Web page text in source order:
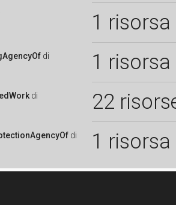
1 risorsa
di 1 risorsa
di 22
di 1 risorsa